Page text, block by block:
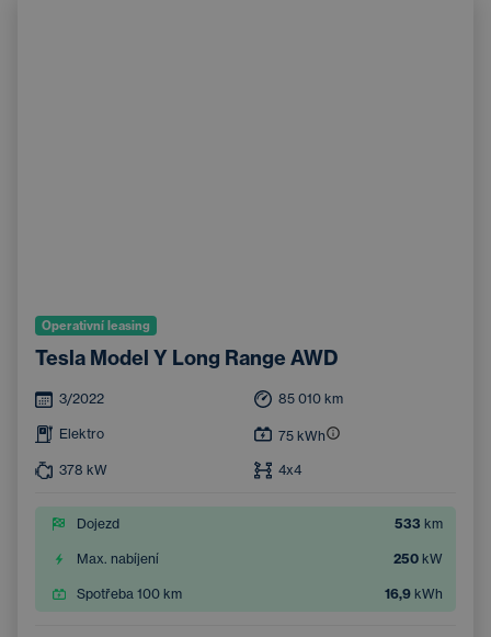
Operativní leasing
Tesla Model Y Long Range AWD
3/2022 85 010 km
Elektro 75 kWh
378 kW 4x4
Dojezd 533 km
Max. nabíjení 250 kW
Spotřeba 100 km 16,9 kWh